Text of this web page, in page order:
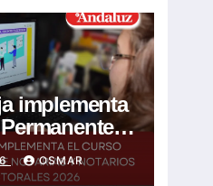
implementa
y Notarios
2026
OSMAR